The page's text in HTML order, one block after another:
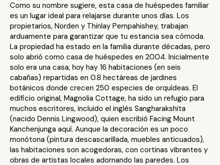
Como su nombre sugiere, esta casa de huéspedes familiar
es un lugar ideal para relajarse durante unos días. Los
propietarios, Norden y Thinlay Pempahishey, trabajan
arduamente para garantizar que tu estancia sea cómoda.
La propiedad ha estado en la familia durante décadas, pero
solo abrió como casa de huéspedes en 2004. Inicialmente
solo era una casa, hoy hay 16 habitaciones (en seis
cabañas) repartidas en 0.8 hectáreas de jardines
botánicos donde crecen 250 especies de orquídeas. El
edificio original, Magnolia Cottage, ha sido un refugio para
muchos escritores, incluido el inglés Sangharakshita
(nacido Dennis Lingwood), quien escribió Facing Mount
Kanchenjunga aquí. Aunque la decoración es un poco
monótona (pintura descascarillada, muebles anticuados),
las habitaciones son acogedoras, con cortinas vibrantes y
obras de artistas locales adornando las paredes. Los